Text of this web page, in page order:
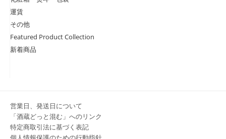
運賃
その他
Featured Product Collection
新着商品
営業日、発送日について
「酒蔵どっと混む」へのリンク
特定商取引法に基づく表記